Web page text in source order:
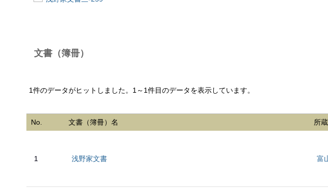
文書（簿冊）
1件のデータがヒットしました。1～1件目のデータを表示しています。
No. 文書（簿冊）名 所
1 浅野家文書 富